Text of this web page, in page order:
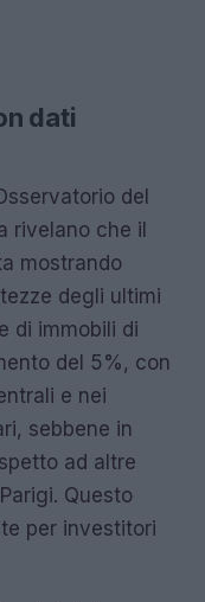
dati
del
rivelano che il
mostrando
degli ultimi
di immobili di
del 5%, con
e nei
sebbene in
ad altre
Questo
per investitori